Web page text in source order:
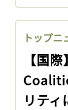
トップニ
【国
リテ